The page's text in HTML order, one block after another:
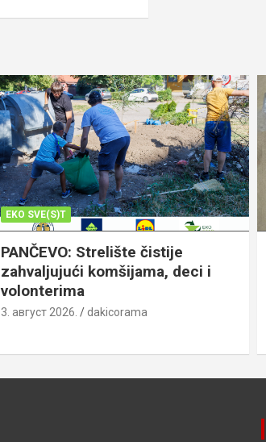
EKO SVE(S)T
PANČEVO: Strelište čistije
zahvaljujući komšijama, deci i
volonterima
3. август 2026. dakicorama